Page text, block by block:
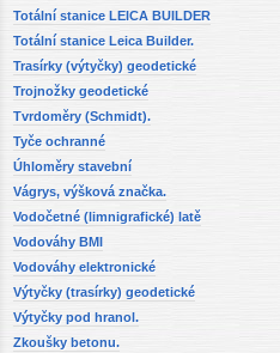
Totální stanice LEICA BUILDER
Totální stanice Leica Builder.
Trasírky (výtyčky) geodetické
Trojnožky geodetické
Tvrdoměry (Schmidt).
Tyče ochranné
Úhloměry stavební
Vágrys, výšková značka.
Vodočetné (limnigrafické) latě
Vodováhy BMI
Vodováhy elektronické
Výtyčky (trasírky) geodetické
Výtyčky pod hranol.
Zkoušky betonu.